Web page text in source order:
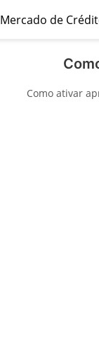
Mercado de
Como ativar